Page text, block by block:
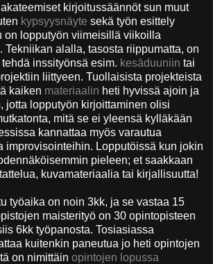
kirjoitussäännöt sun muut
kypsyysnäyte sekä työn esittely
on lopputyön viimeisillä viikoilla
. Tekniikan alalla, tasosta riippumatta, on
inssityönsä esim. kesäduuniin tai
liittyeen. Tuollaisista projekteista
kaiken materiaalin heti hyvissä ajoin ja
jotta lopputyön kirjoittaminen olisi
mitä se ei yleensä kylläkään
kannattaa myös varautua
improvisointeihin. Lopputöissä kun jokin
pieleen; et saakkaan
kuvamateriaalia tai kirjallisuutta!
työaika on noin 3kk, ja se vastaa 15
maisterityö on 30 opintopisteen
6kk työpanosta. Tosiasiassa
kuitenkin paneutua jo heti opintojen
on nimittäin opintojen lopussa